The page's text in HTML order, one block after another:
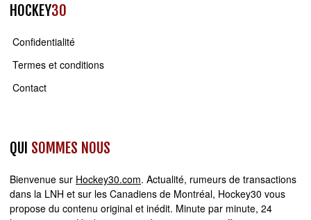
HOCKEY30
Confidentialité
Termes et conditions
Contact
QUI SOMMES NOUS
Bienvenue sur Hockey30.com. Actualité, rumeurs de transactions
dans la LNH et sur les Canadiens de Montréal, Hockey30 vous
propose du contenu original et inédit. Minute par minute, 24